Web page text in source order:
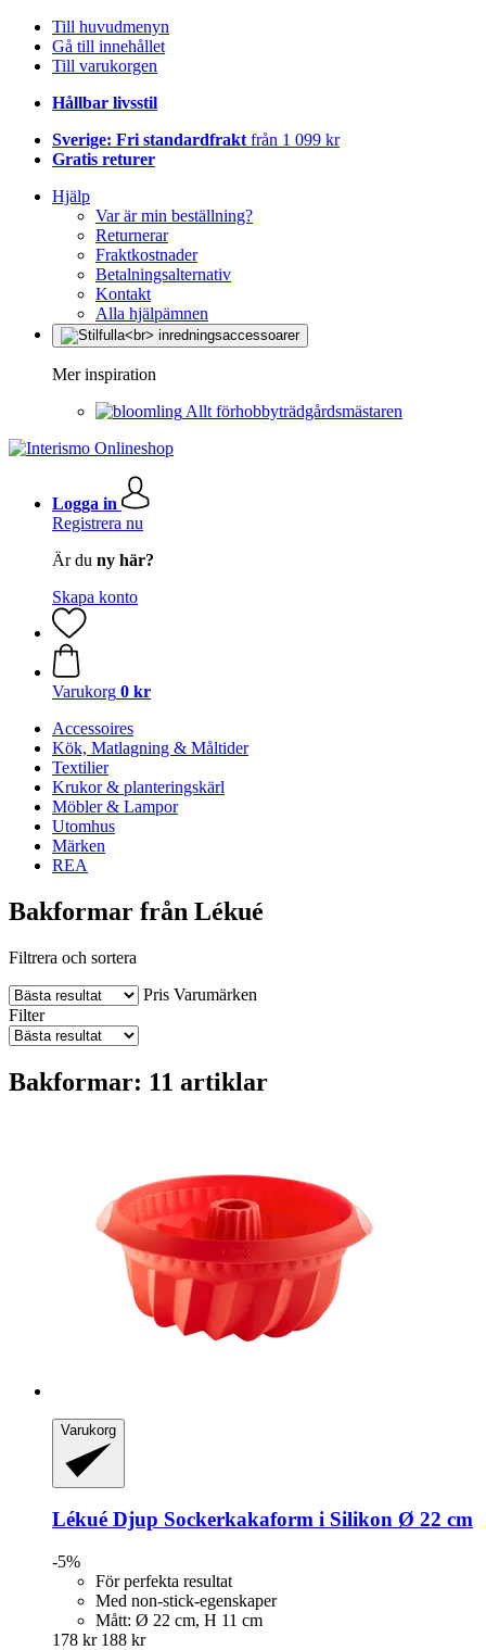
Till huvudmenyn
Gå till innehållet
Till varukorgen
Hållbar livsstil
Sverige: Fri standardfrakt från 1 099 kr
Gratis returer
Hjälp
Var är min beställning?
Returnerar
Fraktkostnader
Betalningsalternativ
Kontakt
Alla hjälpämnen
Mer inspiration
Allt förhobbyträdgårdsmästaren
Logga in
Registrera nu
Är du ny här?
Skapa konto
Varukorg 0 kr
Accessoires
Kök, Matlagning & Måltider
Textilier
Krukor & planteringskärl
Möbler & Lampor
Utomhus
Märken
REA
Bakformar från Lékué
Filtrera och sortera
Pris Varumärken
Filter
Bakformar: 11 artiklar
Varukorg
Lékué Djup Sockerkakaform i Silikon Ø 22 cm
-5%
För perfekta resultat
Med non-stick-egenskaper
Mått: Ø 22 cm, H 11 cm
178 kr 188 kr